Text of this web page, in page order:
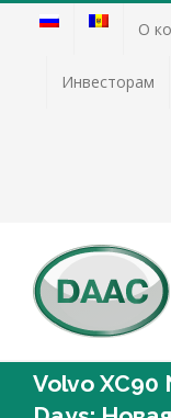
О
Инвесторам
Volvo XC90